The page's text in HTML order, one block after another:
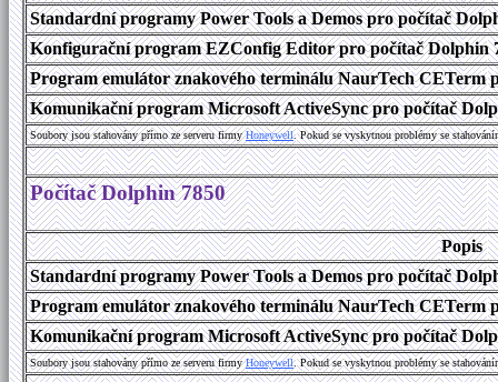
Standardní programy Power Tools a Demos pro počítač
Konfigurační program EZConfig Editor pro počítač Dolphin
Program emulátor znakového terminálu NaurTech CETerm
Komunikační program Microsoft ActiveSync pro počítač
Soubory jsou stahovány přímo ze serveru firmyHoneywell. Pokud se vyskytnou problémy se
Počítač Dolphin 7850
Popis
Standardní programy Power Tools a Demos pro počítač
Program emulátor znakového terminálu NaurTech CETerm
Komunikační program Microsoft ActiveSync pro počítač
Soubory jsou stahovány přímo ze serveru firmyHoneywell. Pokud se vyskytnou problémy se